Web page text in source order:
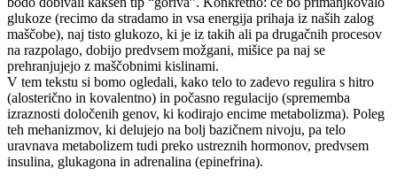
glukoze (recimo da stradamo in vsa energija prihaja iz naših zalog
maščobe), naj tisto glukozo, ki je iz takih ali pa drugačnih procesov
na razpolago, dobijo predvsem možgani, mišice pa naj se
prehranjujejo z maščobnimi kislinami.
V tem tekstu si bomo ogledali, kako telo to zadevo regulira s hitro
(alosterično in kovalentno) in počasno regulacijo (sprememba
izraznosti določenih genov, ki kodirajo encime metabolizma). Poleg
teh mehanizmov, ki delujejo na bolj bazičnem nivoju, pa telo
uravnava metabolizem tudi preko ustreznih hormonov, predvsem
insulina, glukagona in adrenalina (epinefrina).